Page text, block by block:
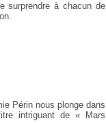
surprendre à chacun de
Périn nous plonge dans
intriguant de « Mars